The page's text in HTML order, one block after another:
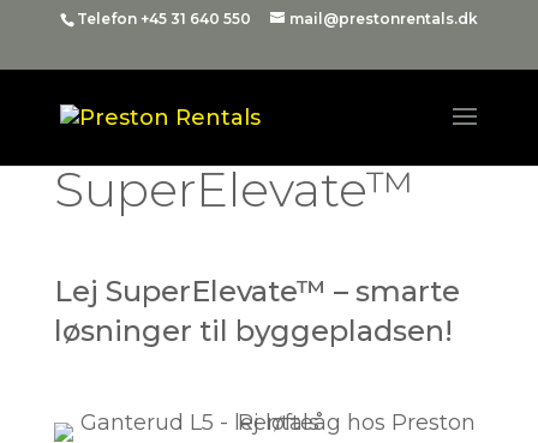
Telefon +45 31 640 550 mail@prestonrentals.dk
SuperElevate™
Lej SuperElevate™ – smarte
løsninger til byggepladsen!